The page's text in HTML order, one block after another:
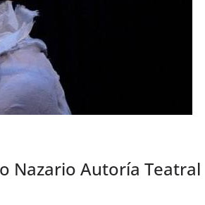
Nazario Autoría Teatral